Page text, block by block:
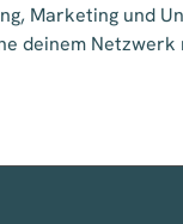
Marketing und
deinem